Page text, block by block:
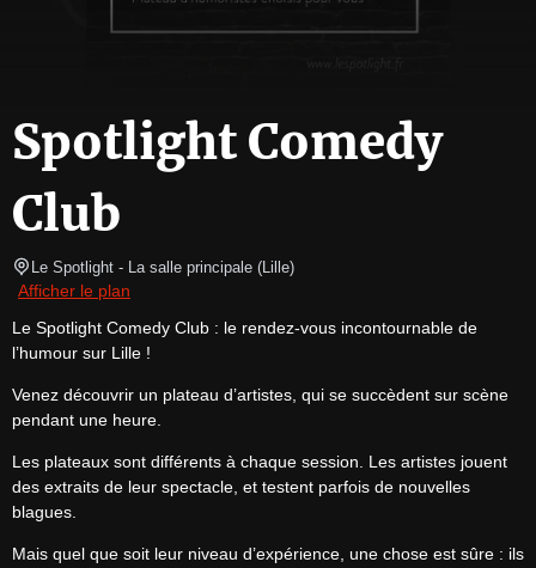
Spotlight Comedy
Club
Le Spotlight - La salle principale (Lille)
Afficher le plan
Le Spotlight Comedy Club : le rendez-vous incontournable de
l’humour sur Lille !
Venez découvrir un plateau d’artistes, qui se succèdent sur scène
pendant une heure.
Les plateaux sont différents à chaque session. Les artistes jouent
des extraits de leur spectacle, et testent parfois de nouvelles
blagues.
Mais quel que soit leur niveau d’expérience, une chose est sûre : ils